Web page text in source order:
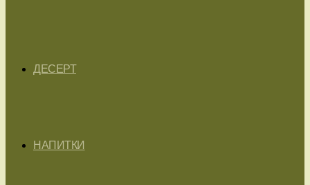
ДЕСЕРТ
НАПИТКИ